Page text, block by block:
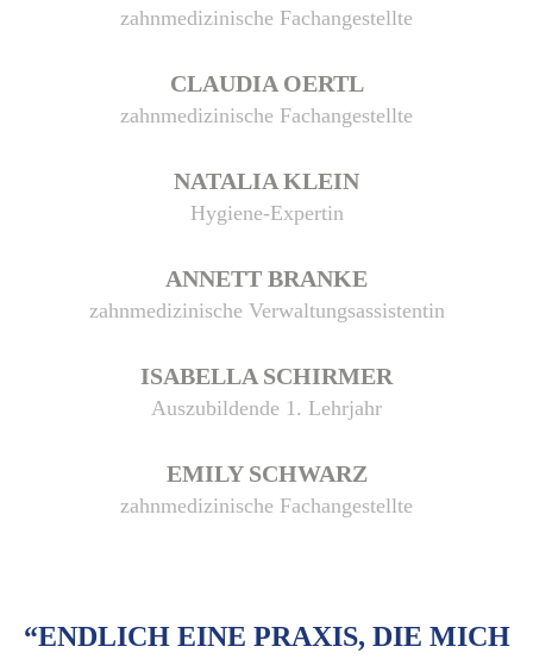
zahnmedizinische Fachangestellte
CLAUDIA OERTL
zahnmedizinische Fachangestellte
NATALIA KLEIN
Hygiene-Expertin
ANNETT BRANKE
zahnmedizinische Verwaltungsassistentin
ISABELLA SCHIRMER
Auszubildende 1. Lehrjahr
EMILY SCHWARZ
zahnmedizinische Fachangestellte
“ENDLICH EINE PRAXIS, DIE MICH